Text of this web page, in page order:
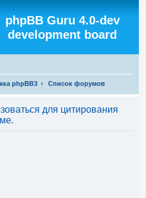
phpBB Guru 4.0-dev
development board
phpBB3 Список форумов
для цитирования